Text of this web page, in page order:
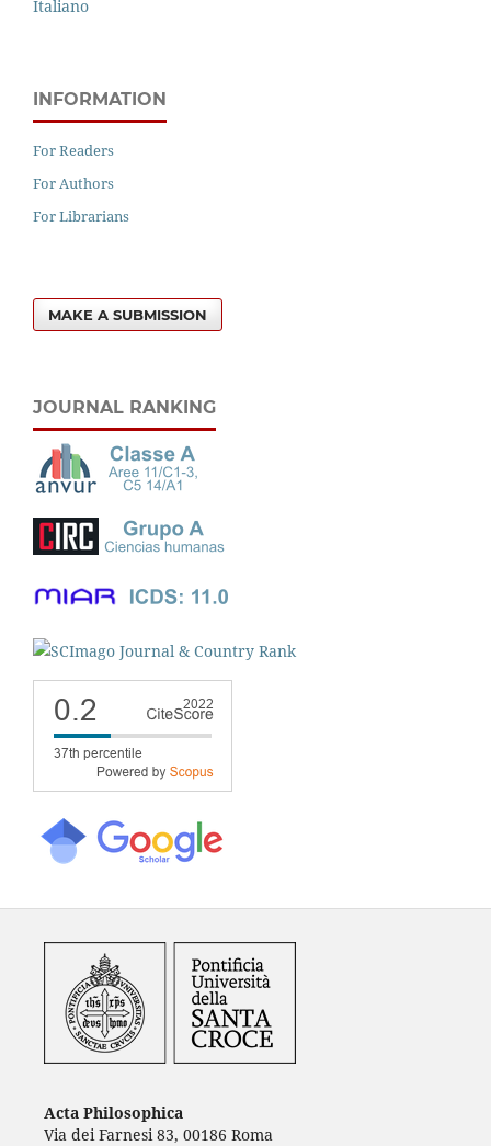
Italiano
INFORMATION
For Readers
For Authors
For Librarians
MAKE A SUBMISSION
JOURNAL RANKING
Acta Philosophica
Via dei Farnesi 83, 00186 Roma